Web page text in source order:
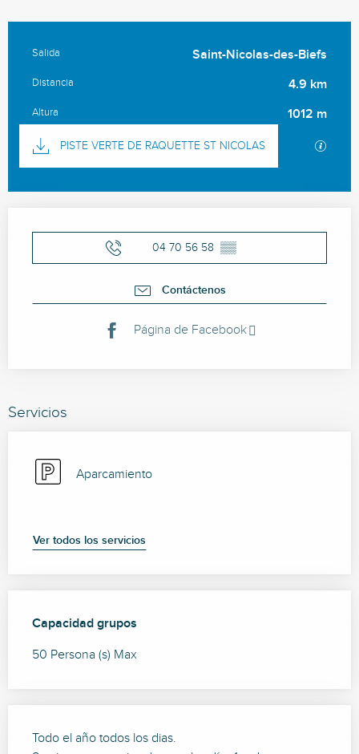
Información práctica
Salida Saint-Nicolas-des-Biefs
Distancia 4.9 km
Altura 1012 m
Documentación
PISTE VERTE DE RAQUETTE ST NICOLAS Los
Horarios y datos de contacto
04 70 56 58 ▒▒
Contáctenos
Página de Facebook
Servicios
Aparcamiento
Ver todos los servicios
Capacidad grupos
Capacidad grupos
50 Persona (s) Max
Todo el año todos los dias.